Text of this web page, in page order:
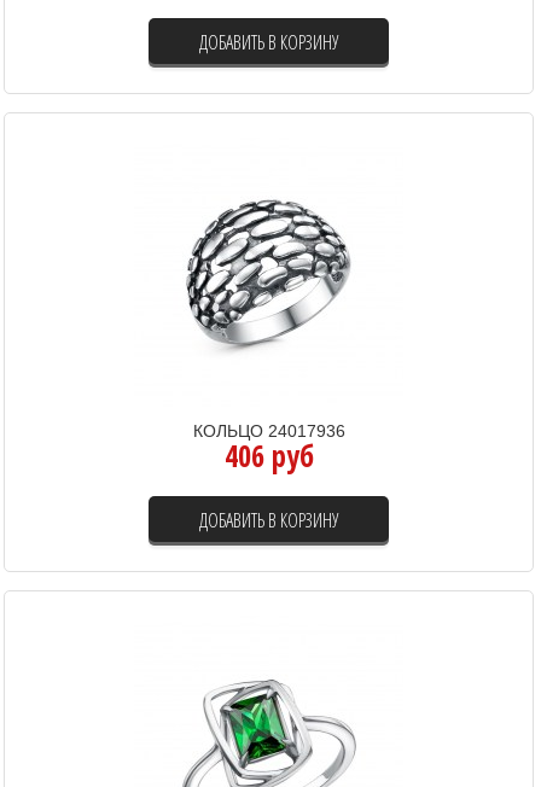
ДОБАВИТЬ В КОРЗИНУ
КОЛЬЦО 24017936
406 руб
ДОБАВИТЬ В КОРЗИНУ